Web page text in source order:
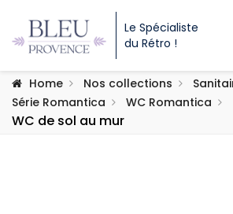
Le Spécialiste
du Rétro !
Home Nos collections
Série Romantica
WC Romantica
WC de sol au mur